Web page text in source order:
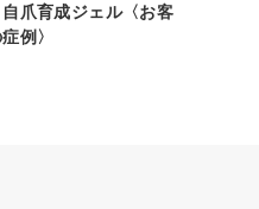
爪育成ジェル〈お客
例〉